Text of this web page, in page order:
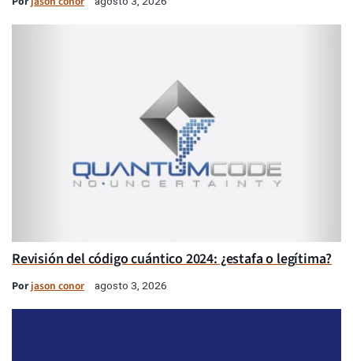
Revisión del código cuántico 2024: ¿estafa o legítima?
Porjason conor agosto 3, 2026